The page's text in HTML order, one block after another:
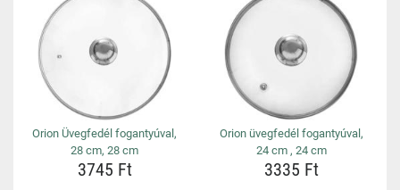
Orion Üvegfedél fogantyúval,
28 cm, 28 cm
3745 Ft
Orion üvegfedél fogantyúval,
24 cm , 24 cm
3335 Ft